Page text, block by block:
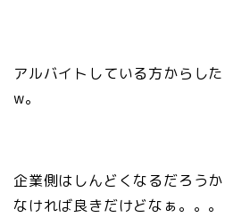
アルバイトしている方からし
w。
企業側はしんどくなるだろう
なければ良きだけどなぁ。。。